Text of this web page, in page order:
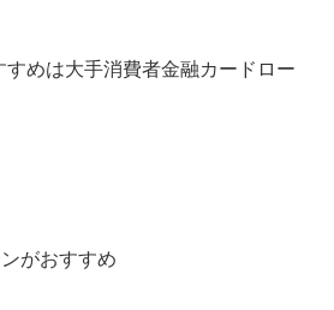
めは大手消費者金融カードロー
がおすすめ